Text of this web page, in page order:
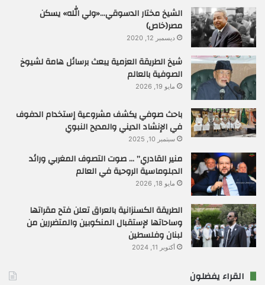
الشيخ مختار الدسوقي…«ولي الله» يسكن
مصر(خاص)
ديسمبر 12, 2020
شيخ الطريقة العزمية يبعث برسائل هامة لشيوخ
الصوفية بالعالم
مايو 19, 2026
باحث صوفي يكشف مشروعية إستخدام الدفوف
في الإنشاد الديني والمديح النبوي
سبتمبر 10, 2025
منير القادري” … صوت التصوف المغربي ورائد
الدبلوماسية الروحية في العالم
مايو 18, 2026
الطريقة الكسنزانية بالعراق تعلن فتح مقراتها
وساحاتها لإستقبال المنكوبين والمتضررين من
لبنان وفلسطين
أكتوبر 11, 2024
القراء يفضلون